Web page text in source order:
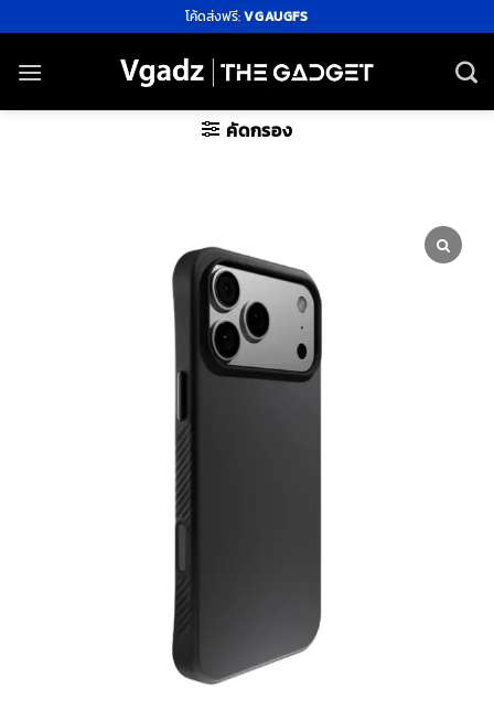
ไป
ยัง
โค้ดส่งฟรี:VGAUGFS
คัดกรอง